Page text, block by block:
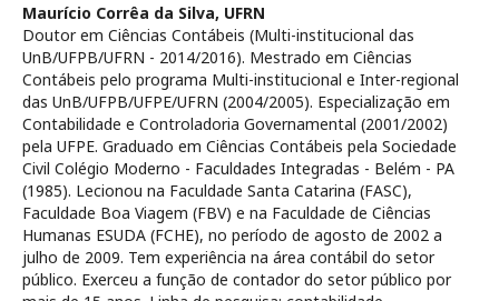
Maurí­cio Corrêa da Silva, UFRN
Doutor em Ciências Contábeis (Multi-institucional das
UnB/UFPB/UFRN - 2014/2016). Mestrado em Ciências
Contábeis pelo programa Multi-institucional e Inter-regional
das UnB/UFPB/UFPE/UFRN (2004/2005). Especialização em
Contabilidade e Controladoria Governamental (2001/2002)
pela UFPE. Graduado em Ciências Contábeis pela Sociedade
Civil Colégio Moderno - Faculdades Integradas - Belém - PA
(1985). Lecionou na Faculdade Santa Catarina (FASC),
Faculdade Boa Viagem (FBV) e na Faculdade de Ciências
Humanas ESUDA (FCHE), no período de agosto de 2002 a
julho de 2009. Tem experiência na área contábil do setor
público. Exerceu a função de contador do setor público por